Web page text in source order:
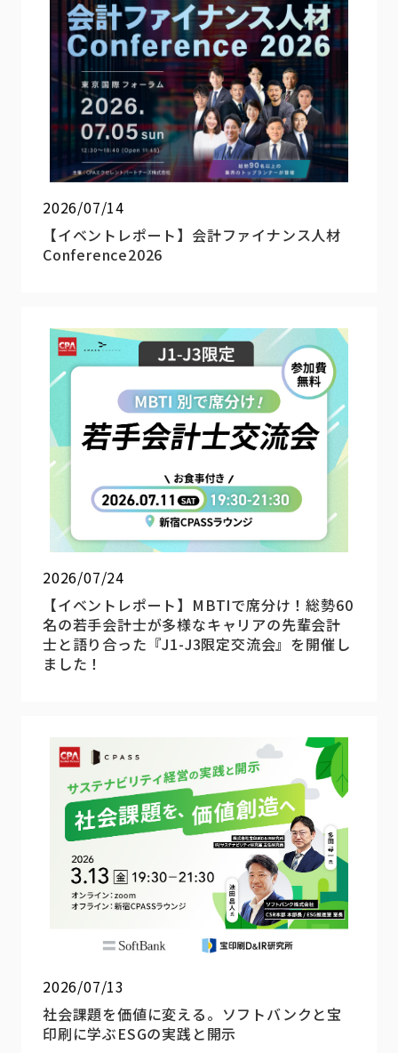
2026/07/14
【イベントレポート】会計ファイナンス人材
Conference2026
2026/07/24
【イベントレポート】MBTIで席分け！総勢60
名の若手会計士が多様なキャリアの先輩会計
士と語り合った『J1-J3限定交流会』を開催し
ました！
2026/07/13
社会課題を価値に変える。ソフトバンクと宝
印刷に学ぶESGの実践と開示